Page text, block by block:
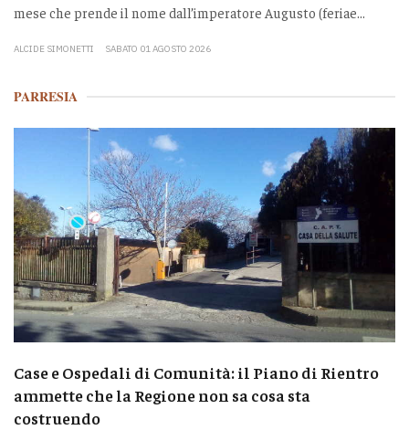
mese che prende il nome dall’imperatore Augusto (feriae...
ALCIDE SIMONETTI SABATO 01 AGOSTO 2026
PARRESIA
Case e Ospedali di Comunità: il Piano di Rientro
ammette che la Regione non sa cosa sta
costruendo